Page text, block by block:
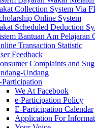
Collection System Via
Online System
Scheduled Deduction
Bantuan Am Pelajaran
Transaction Statistic
Feedback
Complaints and
Undang
Participation
We At Facebook
e-Participation Policy
E-Participation Calendar
Application For